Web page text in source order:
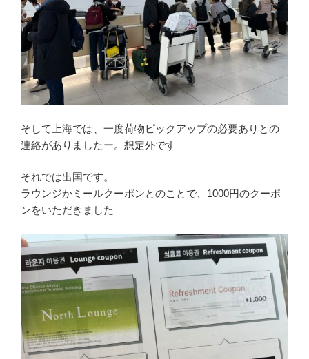
そして上海では、一度荷物ピックアップの必要ありとの
連絡がありましたー。想定外です
それでは出国です。
ラウンジかミールクーポンとのことで、1000円のクーポ
ンをいただきました